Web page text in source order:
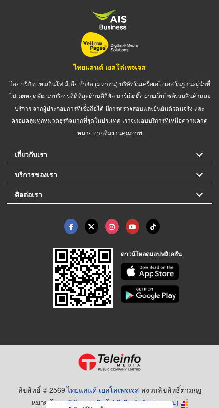
ไทยแลนด์ เยลโล่เพจเจส
โดย บริษัท เทเลอินโฟ มีเดีย จำกัด (มหาชน) บริษัทในเครือเอไอเอส ในฐานะผู้นำที่
ไม่เคยหยุดพัฒนาบริการที่ดีที่สุดด้านดิจิทัล มาร์เก็ตติ้ง ผ่านเว็บไซต์รวมสินค้าและ
บริการ จากผู้ประกอบการที่เชื่อถือได้ มีการตรวจสอบและยืนยันตัวตนจริง และ
ครอบคลุมทุกหมวดธุรกิจมากที่สุดในประเทศ เราจะมอบบริการที่เหนือความคาด
หมาย จากทีมงานคุณภาพ
เกี่ยวกับเรา
บริการของเรา
ติดต่อเรา
ดาวน์โหลดแอปพลิเคชัน
ลิขสิทธิ์ © 2569ไทยแลนด์ เยลโล่เพจเจส สงวนลิขสิทธิ์ตามกฏ
หมาย โดยบริษัท เทเลอินโฟ มีเดีย จำกัด (มหาชน)